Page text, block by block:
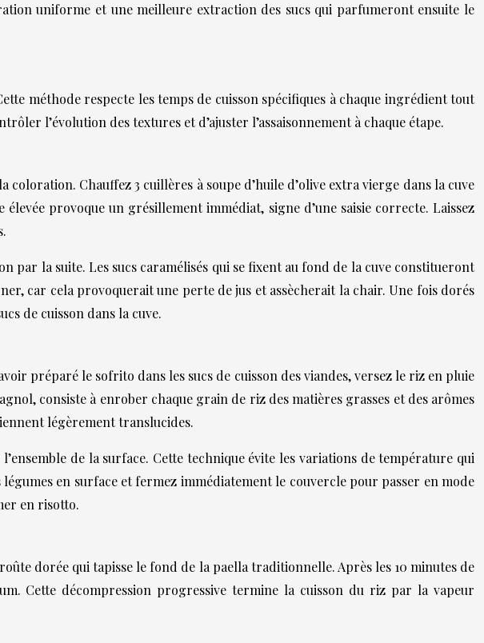
uniforme et une meilleure extraction des sucs qui parfumeront ensuite le
méthode respecte les temps de cuisson spécifiques à chaque ingrédient tout
l’évolution des textures et d’ajuster l’assaisonnement à chaque étape.
Chauffez 3 cuillères à soupe d’huile d’olive extra vierge dans la cuve
provoque un grésillement immédiat, signe d’une saisie correcte. Laissez
par la suite. Les sucs caramélisés qui se fixent au fond de la cuve constitueront
car cela provoquerait une perte de jus et assècherait la chair. Une fois dorés
de cuisson dans la cuve.
préparé le sofrito dans les sucs de cuisson des viandes, versez le riz en pluie
consiste à enrober chaque grain de riz des matières grasses et des arômes
légèrement translucides.
de la surface. Cette technique évite les variations de température qui
en surface et fermez immédiatement le couvercle pour passer en mode
en risotto.
dorée qui tapisse le fond de la paella traditionnelle. Après les 10 minutes de
Cette décompression progressive termine la cuisson du riz par la vapeur